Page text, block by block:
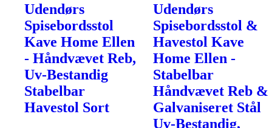
Udendørs
Spisebordsstol
Kave Home Ellen
- Håndvævet Reb,
Uv-Bestandig
Stabelbar
Havestol Sort
Udendørs
Spisebordsstol &
Havestol Kave
Home Ellen -
Stabelbar
Håndvævet Reb &
Galvaniseret Stål
Uv-Bestandig,